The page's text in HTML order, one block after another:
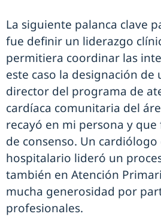
La siguiente palanca clave
fue definir un liderazgo
permitiera coordinar las
este caso la designación de
director del programa de
cardíaca comunitaria del
recayó en mi persona y
de consenso. Un
hospitalario lideró un
también en Atención
mucha generosidad por
profesionales.